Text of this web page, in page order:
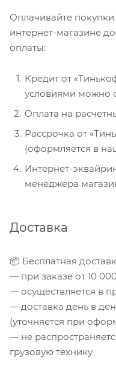
Оплачивайте
интернет-магазине
оплаты:
Кредит от
условиями можно
Оплата на
Рассрочка от
(оформляется в
Интернет-
менеджера
Доставка
📦 Бесплатная
— при заказе от 10
— осуществляется в
— доставка день в
(уточняется при
— не
грузовую технику